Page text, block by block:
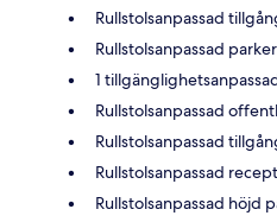
Rullstolsanpassad
Rullstolsanpassad
1
Rullstolsanpassad
Rullstolsanpassad
Rullstolsanpassad
Rullstolsanpassad höjd